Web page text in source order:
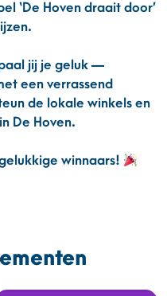
‘De Hoven draait door’
jij je geluk —
een verrassend
de lokale winkels en
De Hoven.
winnaars!